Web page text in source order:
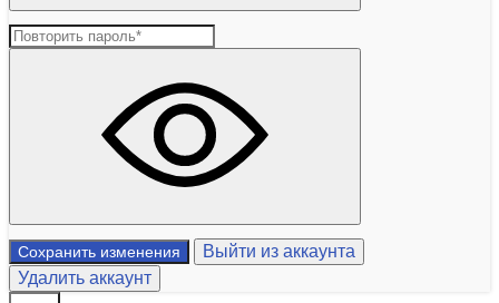
Сохранить изменения
Выйти из аккаунта
Удалить аккаунт